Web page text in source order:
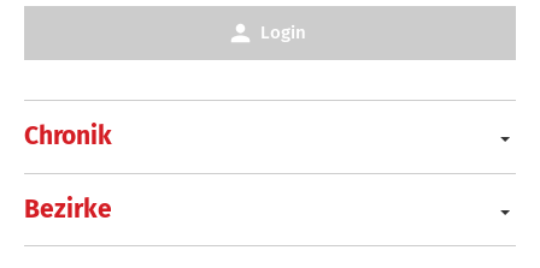
Chronik
Bezirke
Login